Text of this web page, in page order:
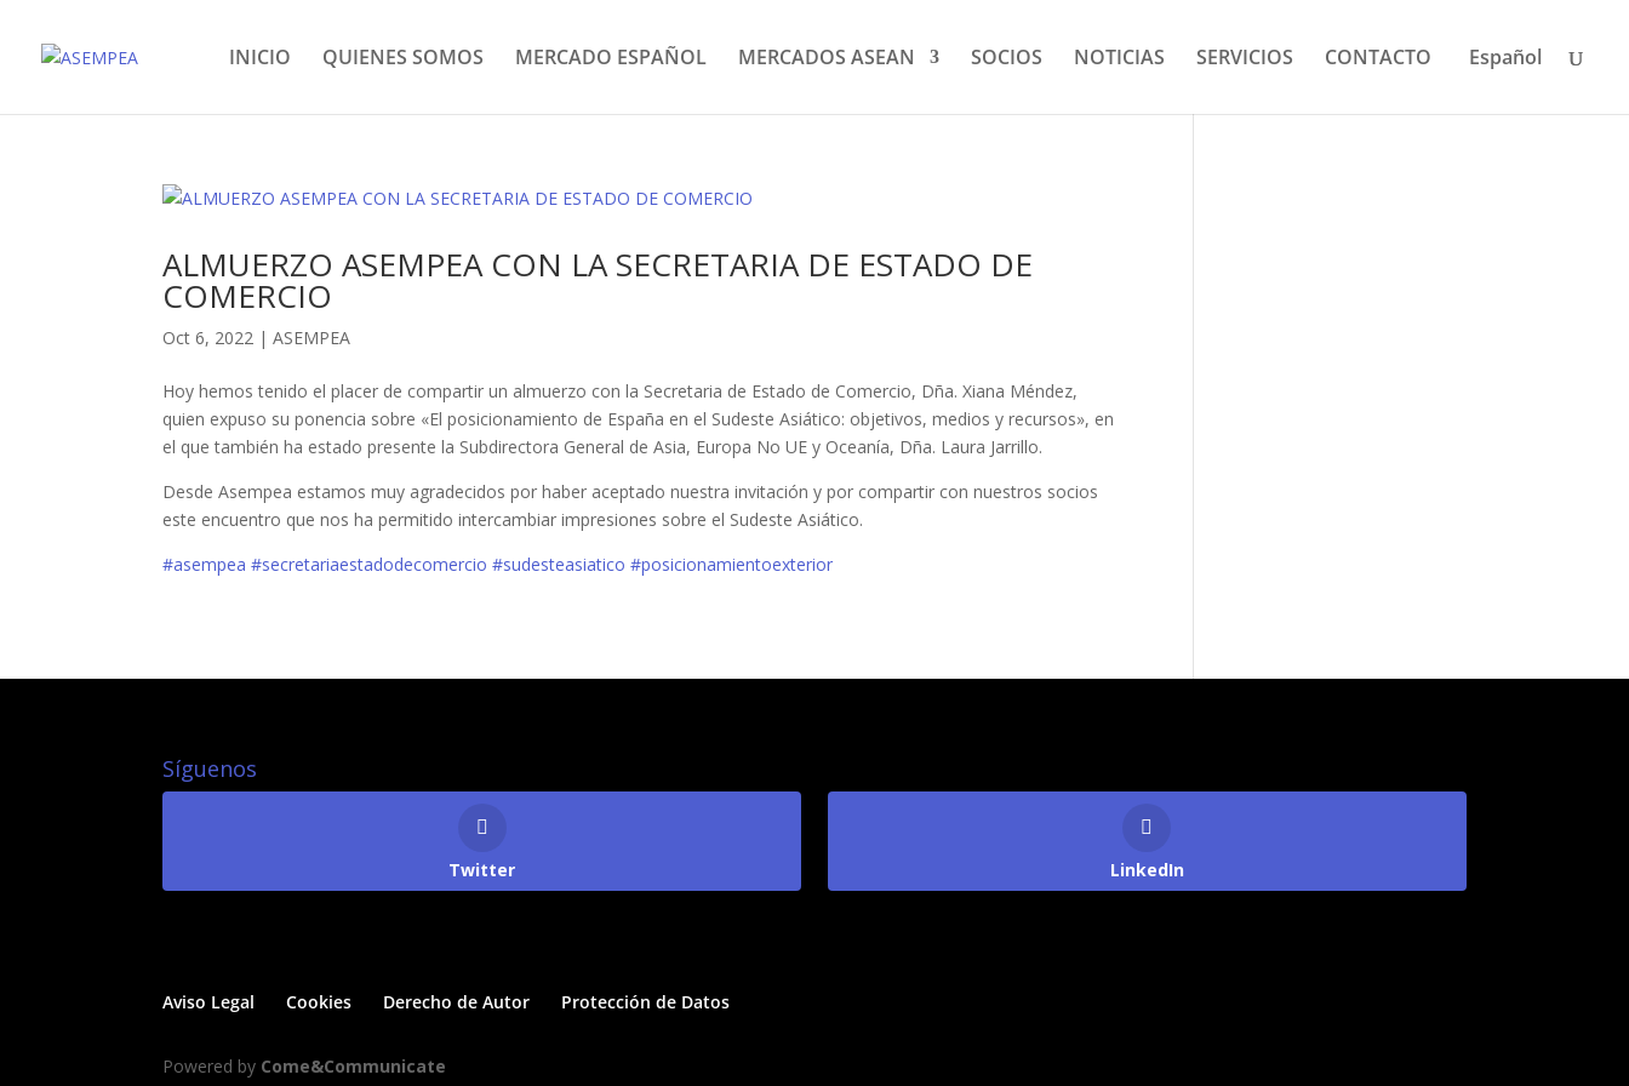
INICIO QUIENES SOMOS MERCADO ESPAÑOL MERCADOS ASEAN SOCIOS NOTICIAS SERVICIOS CONTACTO Español
ALMUERZO ASEMPEA CON LA SECRETARIA DE ESTADO DE
COMERCIO
Oct 6, 2022 |ASEMPEA
Hoy hemos tenido el placer de compartir un almuerzo con la Secretaria de Estado de Comercio, Dña. Xiana Méndez,
quien expuso su ponencia sobre «El posicionamiento de España en el Sudeste Asiático: objetivos, medios y recursos», en
el que también ha estado presente la Subdirectora General de Asia, Europa No UE y Oceanía, Dña. Laura Jarrillo.
Desde Asempea estamos muy agradecidos por haber aceptado nuestra invitación y por compartir con nuestros socios
este encuentro que nos ha permitido intercambiar impresiones sobre el Sudeste Asiático.
#asempea #secretariaestadodecomercio #sudesteasiatico #posicionamientoexterior
Síguenos
Twitter LinkedIn
Aviso Legal Cookies Derecho de Autor Protección de Datos
Powered by Come&Communicate